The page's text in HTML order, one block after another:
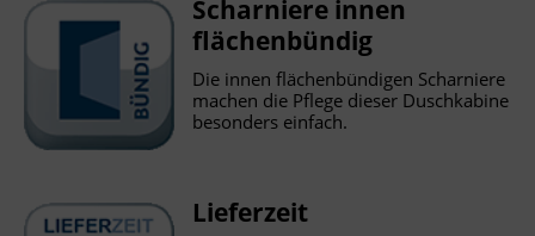
Scharniere innen
flächenbündig
Die innen flächenbündigen Scharniere
machen die Pflege dieser Duschkabine
besonders einfach.
Lieferzeit